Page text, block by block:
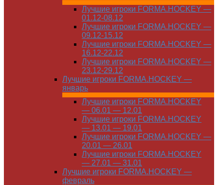
Лучшие игроки FORMA.HOCKEY —
01.12-08.12
Лучшие игроки FORMA.HOCKEY —
09.12-15.12
Лучшие игроки FORMA.HOCKEY —
16.12-22.12
Лучшие игроки FORMA.HOCKEY —
23.12-29.12
Лучшие игроки FORMA.HOCKEY —
январь
Лучшие игроки FORMA.HOCKEY
— 06.01 — 12.01
Лучшие игроки FORMA.HOCKEY
— 13.01 — 19.01
Лучшие игроки FORMA.HOCKEY —
20.01 — 26.01
Лучшие игроки FORMA.HOCKEY
— 27.01 — 31.01
Лучшие игроки FORMA.HOCKEY —
февраль